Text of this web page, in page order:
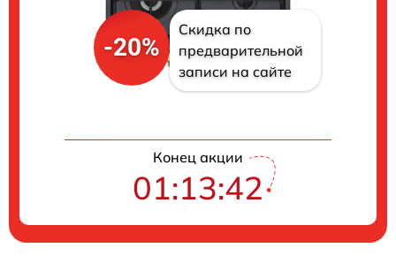
-20%
Скидка по
предварительной
записи на сайте
Конец акции
01:13:42